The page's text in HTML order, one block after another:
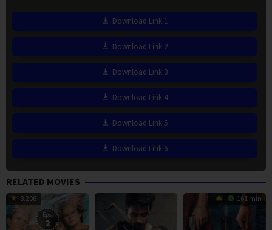
Download Link 1
Download Link 2
Download Link 3
Download Link 4
Download Link 5
Download Link 6
RELATED MOVIES
8.208
Eps:
2
161 min